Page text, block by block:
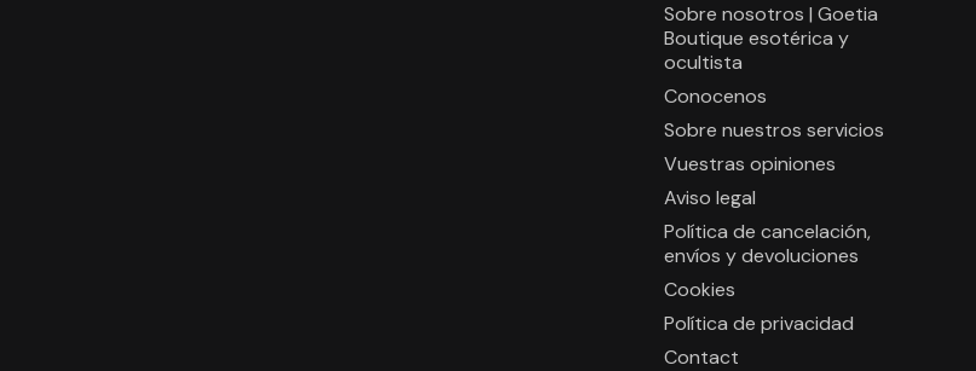
Sobre nosotros | Goetia
Boutique esotérica y
ocultista
Conocenos
Sobre nuestros servicios
Vuestras opiniones
Aviso legal
Política de cancelación,
envíos y devoluciones
Cookies
Política de privacidad
Contact